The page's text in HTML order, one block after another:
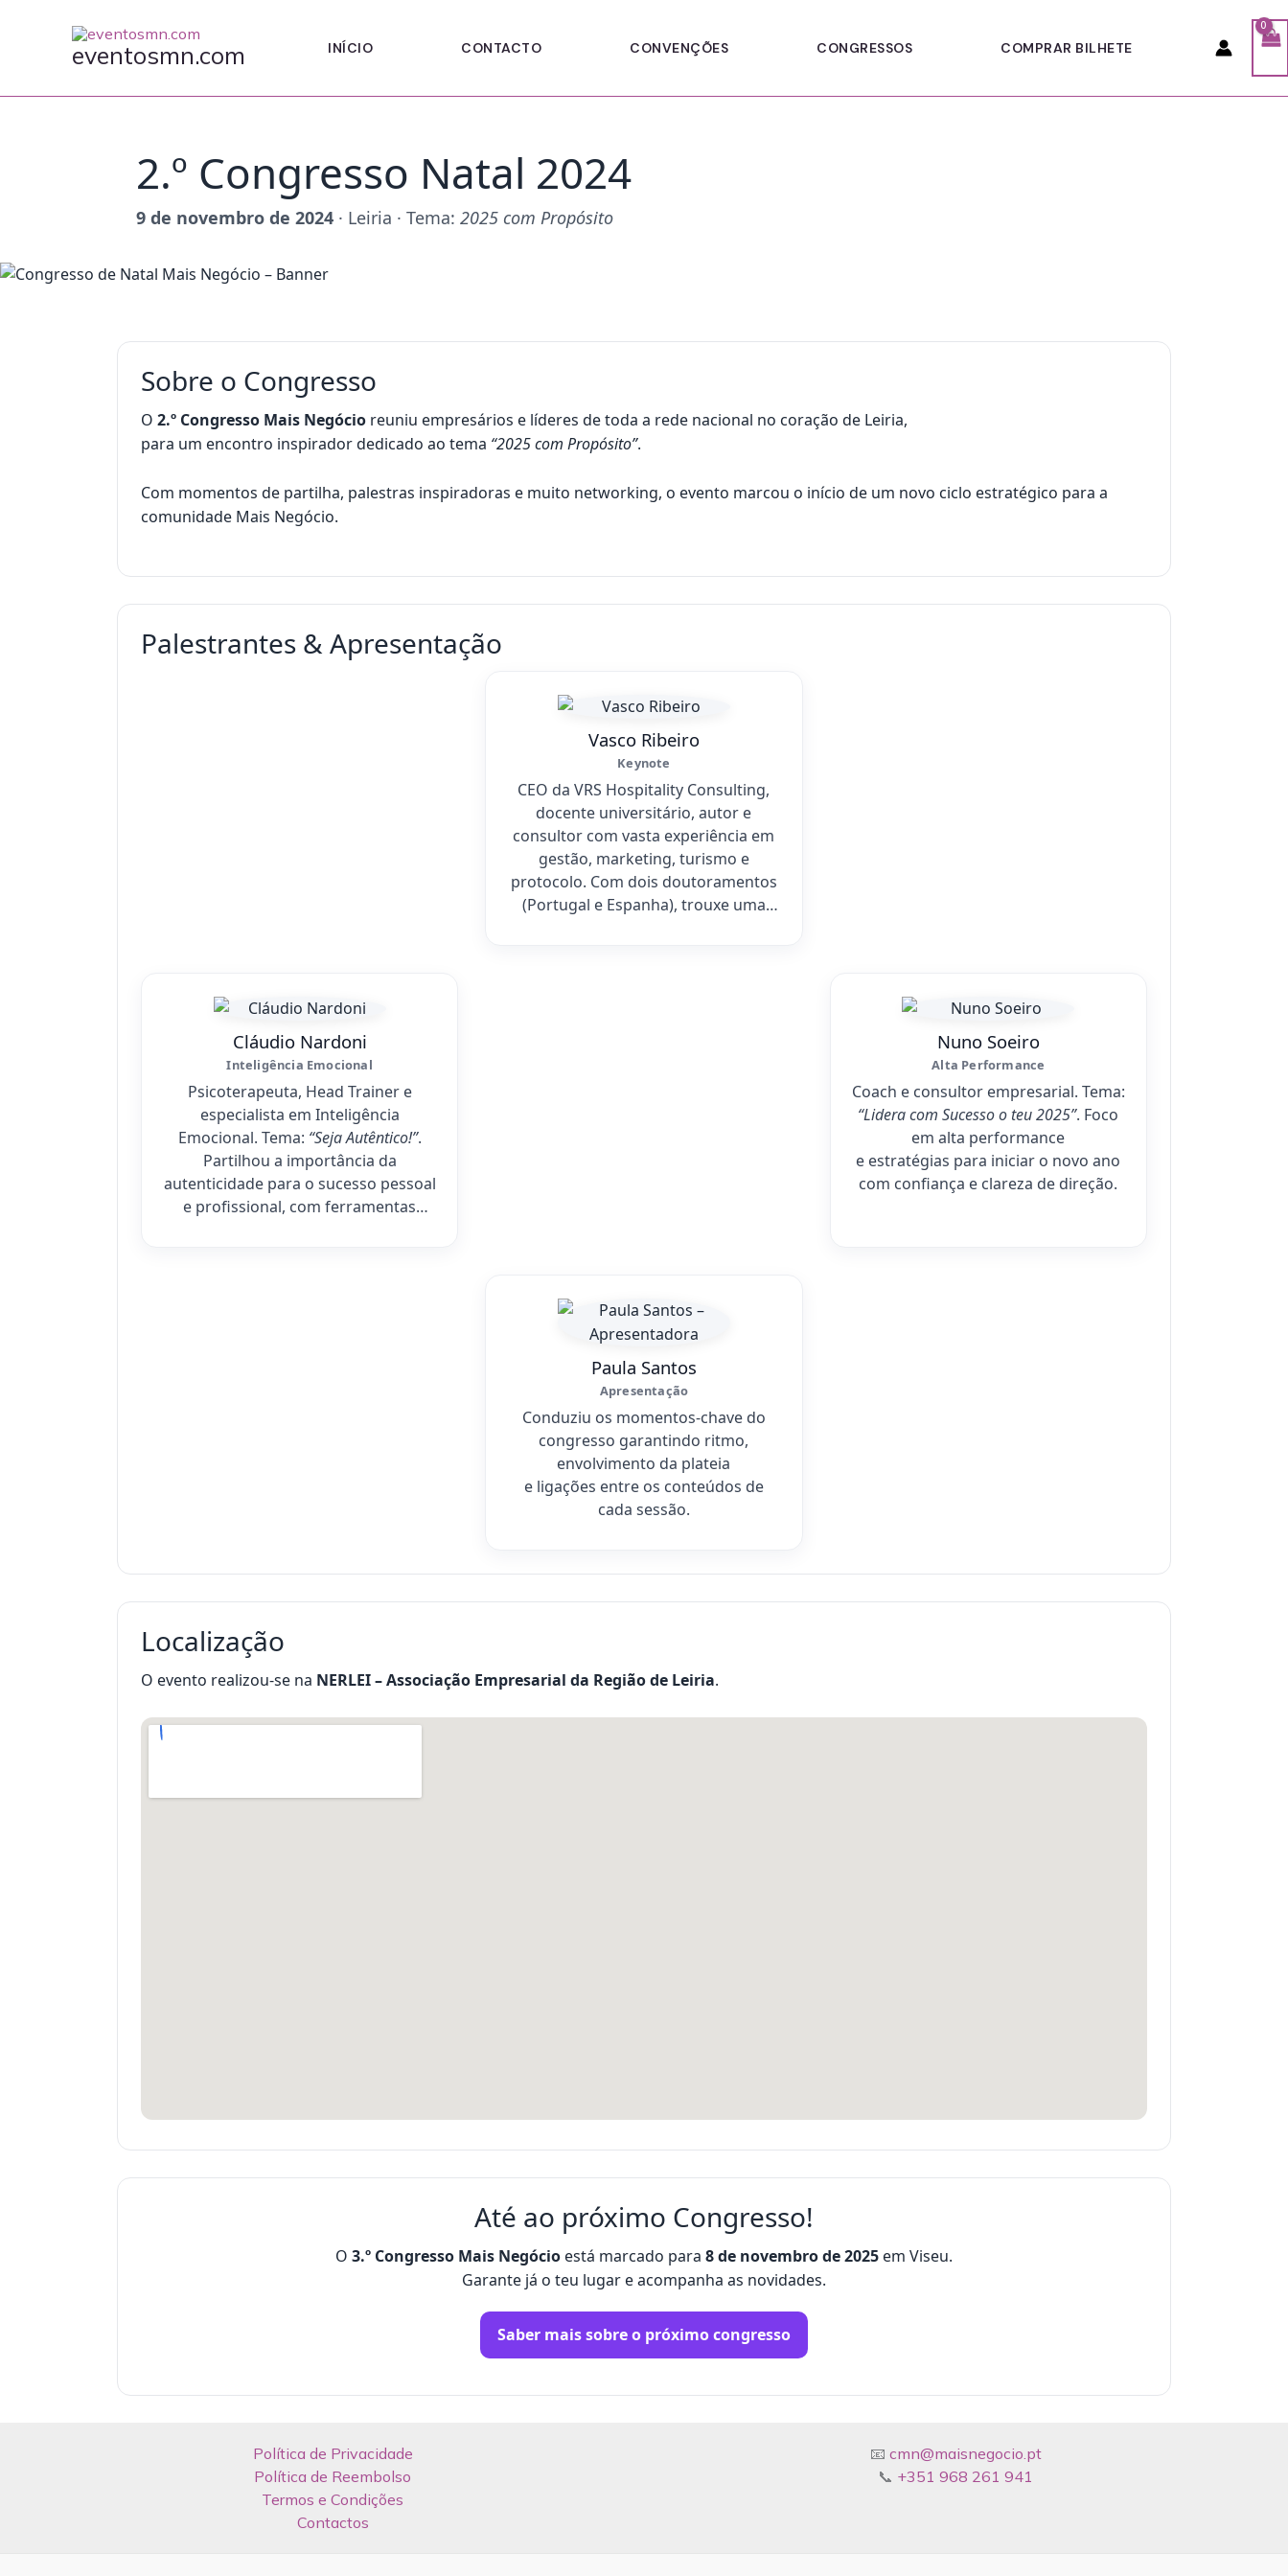
eventosmn.com INÍCIO CONTACTO CONVENÇÕES CONGRESSOS COMPRAR BILHETE
2.º Congresso Natal 2024
9 de novembro de 2024 · Leiria · Tema: 2025 com Propósito
Sobre o Congresso
O 2.º Congresso Mais Negócio reuniu empresários e líderes de toda a rede nacional no coração de Leiria,
para um encontro inspirador dedicado ao tema “2025 com Propósito”.
Com momentos de partilha, palestras inspiradoras e muito networking, o evento marcou o início de um novo ciclo estratégico para a
comunidade Mais Negócio.
Palestrantes & Apresentação
Vasco Ribeiro
Keynote
CEO da VRS Hospitality Consulting,
docente universitário, autor e
consultor com vasta experiência em
gestão, marketing, turismo e
protocolo. Com dois doutoramentos
(Portugal e Espanha), trouxe uma
Cláudio Nardoni
Inteligência Emocional
Psicoterapeuta, Head Trainer e
especialista em Inteligência
Emocional. Tema: “Seja Autêntico!”.
Partilhou a importância da
autenticidade para o sucesso pessoal
e profissional, com ferramentas
Nuno Soeiro
Alta Performance
Coach e consultor empresarial. Tema:
“Lidera com Sucesso o teu 2025”. Foco
em alta performance
e estratégias para iniciar o novo ano
com confiança e clareza de direção.
Paula Santos
Apresentação
Conduziu os momentos-chave do
congresso garantindo ritmo,
envolvimento da plateia
e ligações entre os conteúdos de
cada sessão.
Localização
O evento realizou-se na NERLEI – Associação Empresarial da Região de Leiria.
Até ao próximo Congresso!
O 3.º Congresso Mais Negócio está marcado para 8 de novembro de 2025 em Viseu.
Garante já o teu lugar e acompanha as novidades.
Saber mais sobre o próximo congresso
Política de Privacidade
Política de Reembolso
Termos e Condições
Contactos
📧 cmn@maisnegocio.pt
📞 +351 968 261 941